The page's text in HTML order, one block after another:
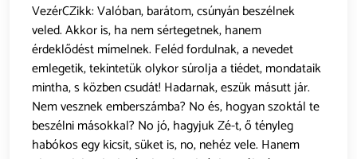
VezérCZikk: Valóban, barátom, csúnyán beszélnek
veled. Akkor is, ha nem sértegetnek, hanem
érdeklődést mímelnek. Feléd fordulnak, a nevedet
emlegetik, tekintetük olykor súrolja a tiédet, mondataik
mintha, s közben csudát! Hadarnak, eszük másutt jár.
Nem vesznek emberszámba? No és, hogyan szoktál te
beszélni másokkal? No jó, hagyjuk Zé-t, ő tényleg
habókos egy kicsit, süket is, no, nehéz vele. Hanem